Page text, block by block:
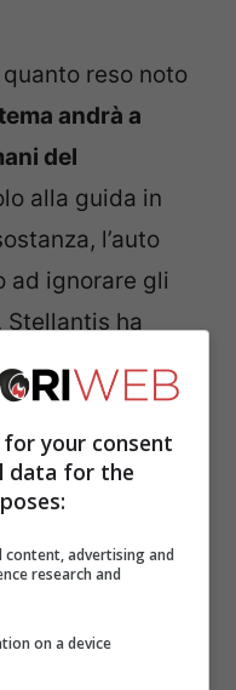
reso noto
andrà a
del
alla guida in
l’auto
ad ignorare gli
Stellantis ha
passo avanti
dei
dall’intelligenza
una novità
sistema
alla guida
your consent
data for the
content, advertising and
research and
on a device